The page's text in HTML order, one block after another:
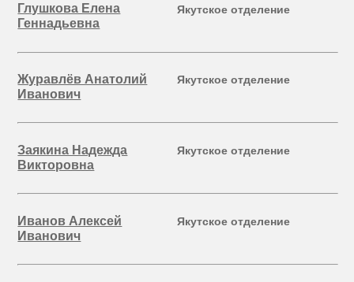
Глушкова Елена
Геннадьевна
Якутское отделение
Журавлёв Анатолий
Иванович
Якутское отделение
Заякина Надежда
Викторовна
Якутское отделение
Иванов Алексей
Иванович
Якутское отделение